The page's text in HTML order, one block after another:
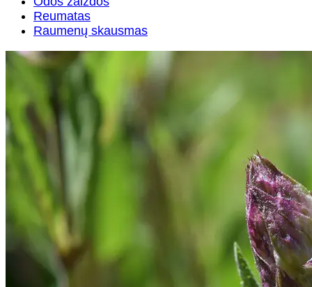
Reumatas
Raumenų skausmas